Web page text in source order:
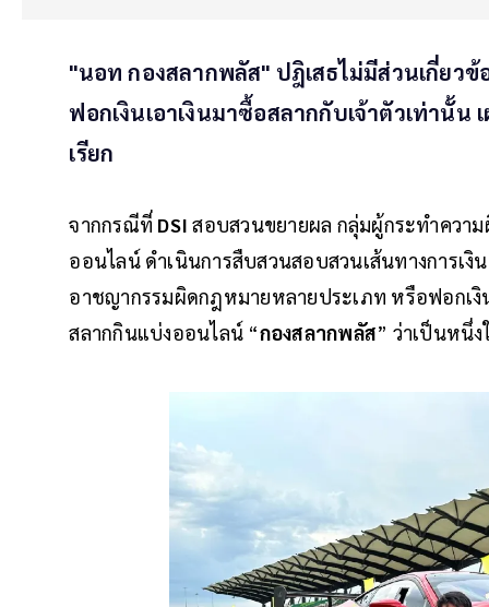
"นอท กองสลากพลัส" ปฎิเสธไม่มีส่วนเกี่ยว
ฟอกเงินเอาเงินมาซื้อสลากกับเจ้าตัวเท่านั้
เรียก
จากกรณีที่ DSI สอบสวนขยายผล กลุ่มผู้กระทำควา
ออนไลน์ ดำเนินการสืบสวนสอบสวนเส้นทางการ
อาชญากรรมผิดกฎหมายหลายประเภท หรือฟอกเงิ
สลากกินแบ่งออนไลน์ “กองสลากพลัส” ว่าเป็นหนึ่